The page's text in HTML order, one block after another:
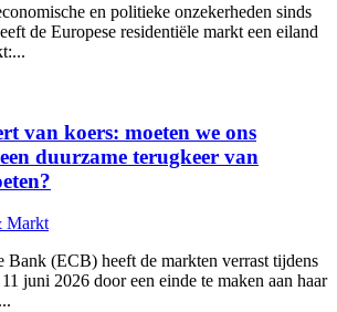
en politieke onzekerheden sinds
de Europese residentiële markt een eiland
van koers: moeten we ons
duurzame terugkeer van
Markt
Bank (ECB) heeft de markten verrast tijdens
juni 2026 door een einde te maken aan haar